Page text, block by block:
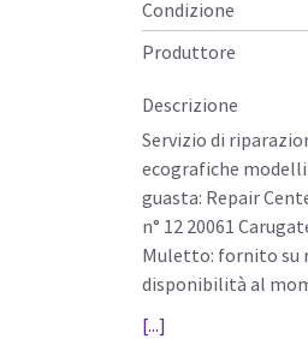
Condizione
Produttore
Descrizione
Servizio di
ecografiche
guasta: Repair
n° 12 20061
Muletto: fornito su
disponibilità al
[...]